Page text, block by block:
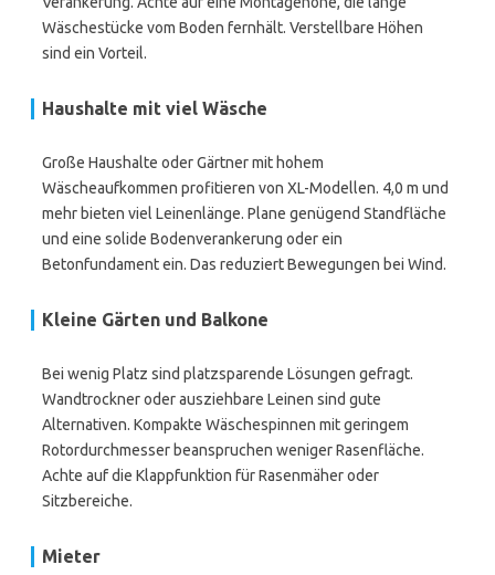
Wäschestücke vom Boden fernhält. Verstellbare Höhen
sind ein Vorteil.
Haushalte mit viel Wäsche
Große Haushalte oder Gärtner mit hohem
Wäscheaufkommen profitieren von XL-Modellen. 4,0 m und
mehr bieten viel Leinenlänge. Plane genügend Standfläche
und eine solide Bodenverankerung oder ein
Betonfundament ein. Das reduziert Bewegungen bei Wind.
Kleine Gärten und Balkone
Bei wenig Platz sind platzsparende Lösungen gefragt.
Wandtrockner oder ausziehbare Leinen sind gute
Alternativen. Kompakte Wäschespinnen mit geringem
Rotordurchmesser beanspruchen weniger Rasenfläche.
Achte auf die Klappfunktion für Rasenmäher oder
Sitzbereiche.
Mieter